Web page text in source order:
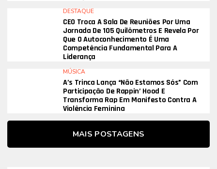
DESTAQUE
CEO Troca A Sala De Reuniões Por Uma
Jornada De 105 Quilômetros E Revela Por
Que O Autoconhecimento É Uma
Competência Fundamental Para A
Liderança
MÚSICA
A’s Trinca Lança “Não Estamos Sós” Com
Participação De Rappin’ Hood E
Transforma Rap Em Manifesto Contra A
Violência Feminina
MAIS POSTAGENS